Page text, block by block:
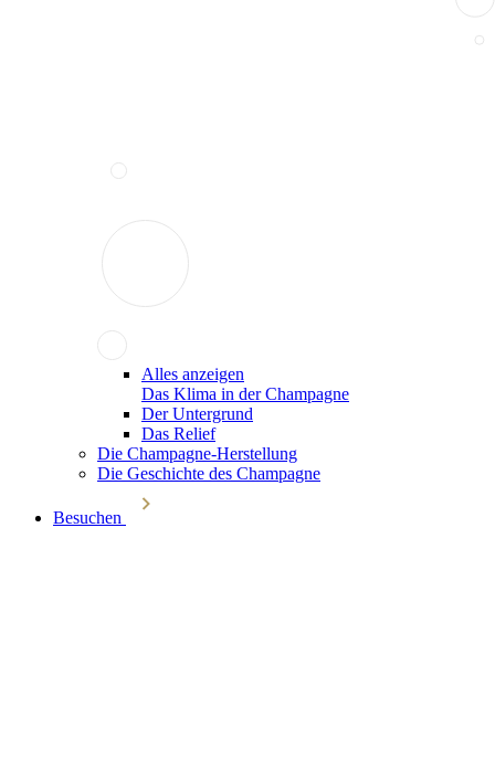
Alles anzeigen
Das Klima in der Champagne
Der Untergrund
Das Relief
Die Champagne-Herstellung
Die Geschichte des Champagne
Besuchen